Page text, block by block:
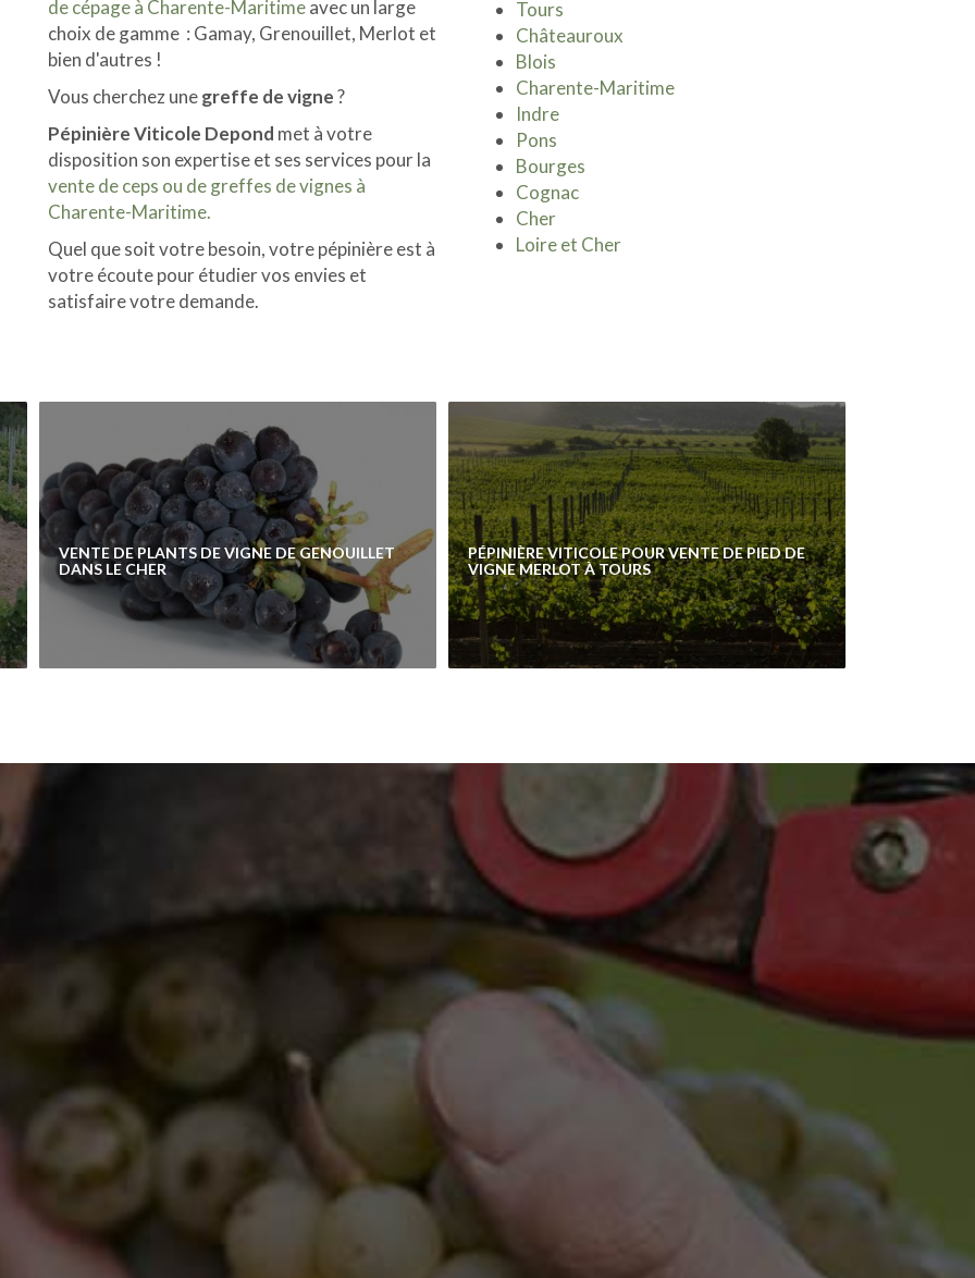
de cépage à Charente-Maritimeavec un large
choix de gamme : Gamay, Grenouillet, Merlot et
bien d'autres !
Vous cherchez unegreffe de vigne?
Pépinière Viticole Depond met à votre
disposition son expertise et ses services pour la
vente de ceps ou de greffes de vignes à
Charente-Maritime.
Quel que soit votre besoin, votre pépinière est à
votre écoute pour étudier vos envies et
satisfaire votre demande.
Tours
Châteauroux
Blois
Charente-Maritime
Indre
Pons
Bourges
Cognac
Cher
Loire et Cher
VENTE DE PLANTS DE VIGNE DE GENOUILLET
DANS LE CHER
PÉPINIÈRE VITICOLE POUR VENTE DE PIED DE
VIGNE MERLOT À TOURS